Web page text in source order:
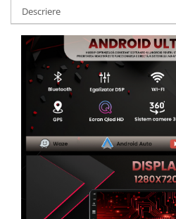
Descriere